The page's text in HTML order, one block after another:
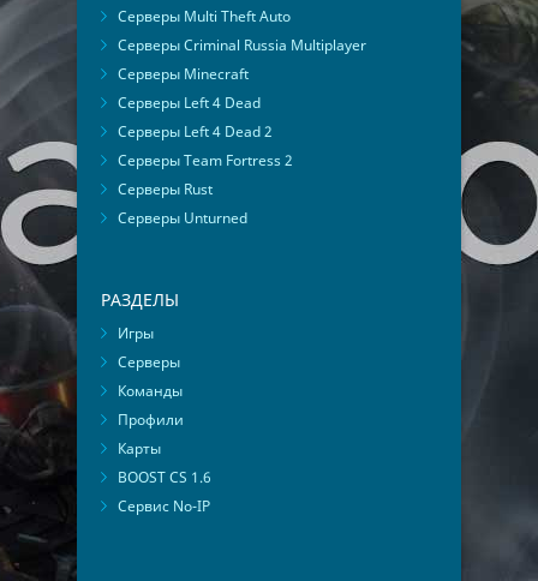
Серверы Multi Theft Auto
Серверы Criminal Russia Multiplayer
Серверы Minecraft
Серверы Left 4 Dead
Серверы Left 4 Dead 2
Серверы Team Fortress 2
Серверы Rust
Серверы Unturned
РАЗДЕЛЫ
Игры
Серверы
Команды
Профили
Карты
BOOST CS 1.6
Сервис No-IP